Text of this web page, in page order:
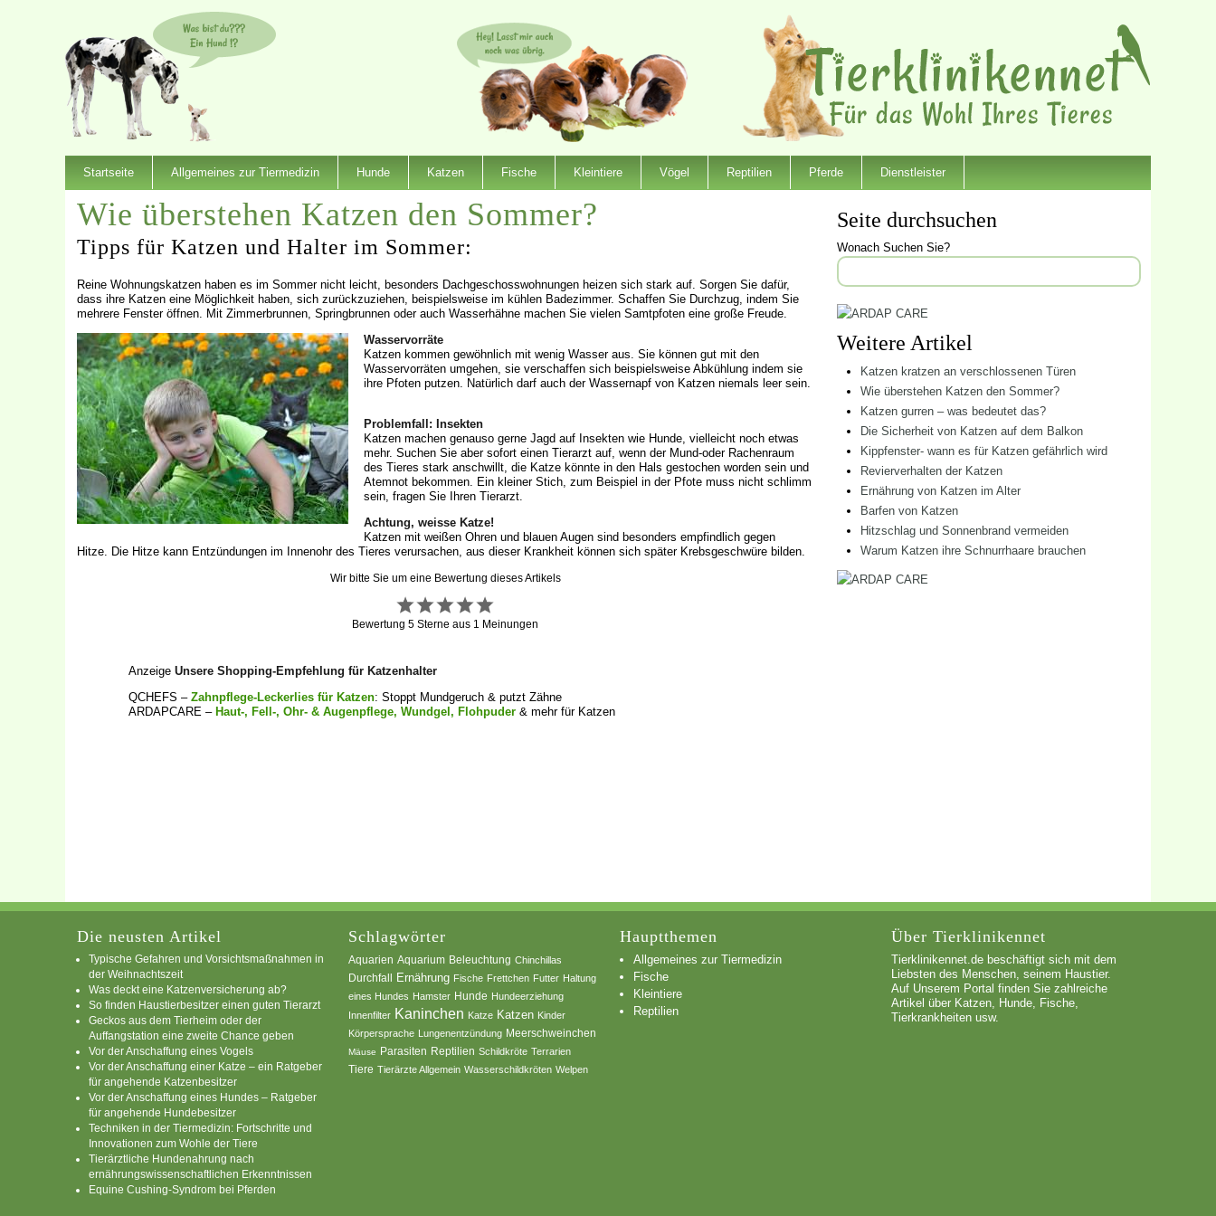
Startseite Allgemeines zur Tiermedizin Hunde Katzen Fische Kleintiere Vögel Reptilien Pferde Dienstleister
Wie überstehen Katzen den Sommer?
Tipps für Katzen und Halter im Sommer:
Reine Wohnungskatzen haben es im Sommer nicht leicht, besonders Dachgeschosswohnungen heizen sich stark auf. Sorgen Sie dafür,
dass ihre Katzen eine Möglichkeit haben, sich zurückzuziehen, beispielsweise im kühlen Badezimmer. Schaffen Sie Durchzug, indem Sie
mehrere Fenster öffnen. Mit Zimmerbrunnen, Springbrunnen oder auch Wasserhähne machen Sie vielen Samtpfoten eine große Freude.
Wasservorräte
Katzen kommen gewöhnlich mit wenig Wasser aus. Sie können gut mit den
Wasservorräten umgehen, sie verschaffen sich beispielsweise Abkühlung indem sie
ihre Pfoten putzen. Natürlich darf auch der Wassernapf von Katzen niemals leer sein.
Problemfall: Insekten
Katzen machen genauso gerne Jagd auf Insekten wie Hunde, vielleicht noch etwas
mehr. Suchen Sie aber sofort einen Tierarzt auf, wenn der Mund-oder Rachenraum
des Tieres stark anschwillt, die Katze könnte in den Hals gestochen worden sein und
Atemnot bekommen. Ein kleiner Stich, zum Beispiel in der Pfote muss nicht schlimm
sein, fragen Sie Ihren Tierarzt.
Achtung, weisse Katze!
Katzen mit weißen Ohren und blauen Augen sind besonders empfindlich gegen
Hitze. Die Hitze kann Entzündungen im Innenohr des Tieres verursachen, aus dieser Krankheit können sich später Krebsgeschwüre bilden.
Wir bitte Sie um eine Bewertung dieses Artikels
Bewertung 5 Sterne aus 1 Meinungen
Anzeige Unsere Shopping-Empfehlung für Katzenhalter
QCHEFS – Zahnpflege-Leckerlies für Katzen: Stoppt Mundgeruch & putzt Zähne
ARDAPCARE – Haut-, Fell-, Ohr- & Augenpflege, Wundgel, Flohpuder & mehr für Katzen
Seite durchsuchen
Wonach Suchen Sie?
Weitere Artikel
Katzen kratzen an verschlossenen Türen
Wie überstehen Katzen den Sommer?
Katzen gurren – was bedeutet das?
Die Sicherheit von Katzen auf dem Balkon
Kippfenster- wann es für Katzen gefährlich wird
Revierverhalten der Katzen
Ernährung von Katzen im Alter
Barfen von Katzen
Hitzschlag und Sonnenbrand vermeiden
Warum Katzen ihre Schnurrhaare brauchen
Die neusten Artikel
Typische Gefahren und Vorsichtsmaßnahmen in
der Weihnachtszeit
Was deckt eine Katzenversicherung ab?
So finden Haustierbesitzer einen guten Tierarzt
Geckos aus dem Tierheim oder der
Auffangstation eine zweite Chance geben
Vor der Anschaffung eines Vogels
Vor der Anschaffung einer Katze – ein Ratgeber
für angehende Katzenbesitzer
Vor der Anschaffung eines Hundes – Ratgeber
für angehende Hundebesitzer
Techniken in der Tiermedizin: Fortschritte und
Innovationen zum Wohle der Tiere
Tierärztliche Hundenahrung nach
ernährungswissenschaftlichen Erkenntnissen
Equine Cushing-Syndrom bei Pferden
Schlagwörter
Aquarien Aquarium Beleuchtung Chinchillas
Durchfall Ernährung Fische Frettchen Futter Haltung
eines Hundes Hamster Hunde Hundeerziehung
Innenfilter Kaninchen Katze Katzen Kinder
Körpersprache Lungenentzündung Meerschweinchen
Mäuse Parasiten Reptilien Schildkröte Terrarien
Tiere Tierärzte Allgemein Wasserschildkröten Welpen
Hauptthemen
Allgemeines zur Tiermedizin
Fische
Kleintiere
Reptilien
Über Tierklinikennet
Tierklinikennet.de beschäftigt sich mit dem
Liebsten des Menschen, seinem Haustier.
Auf Unserem Portal finden Sie zahlreiche
Artikel über Katzen, Hunde, Fische,
Tierkrankheiten usw.